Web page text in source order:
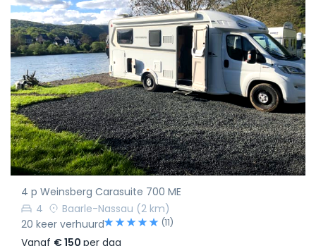
4 p Weinsberg Carasuite 700 ME
4
Baarle-Nassau (2 km)
20 keer verhuurd
(11)
Vanaf € 150 per dag